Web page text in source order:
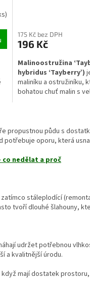
175 Kč bez DPH
196 Kč
Malinoostružina
hybridus ‘Tayberry’)
maliníku a ostružiníku,
bohatou chuť malin s
Rostlina se dobře
pěstování na opoře. l
á
r
v
ý
s
propustnou půdu s
oporu, která
co nedělat a proč
stáleplodící
tvoří dlouhé šlahouny,
udržet potřebnou
a kvalitnější úrodu.
mají dostatek